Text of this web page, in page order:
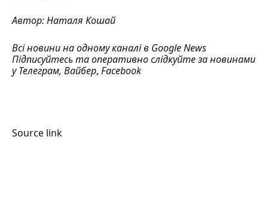
Автор:Наталя Кошай
Всі новини на одному каналі в Google News
Підписуйтесь та оперативно слідкуйте за новинами
уТелеграм, Вайбер, Facebook
Source link